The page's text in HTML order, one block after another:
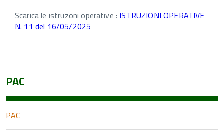
Scarica le istruzoni operative : ISTRUZIONI OPERATIVE
N. 11 del 16/05/2025
PAC
PAC